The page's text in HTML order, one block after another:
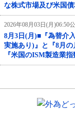
な株式市場及び米国
2026年08月03日(月)06:50
8月3日(月)■『為替介
実施あり)』と『8月
『米国のISM製造業